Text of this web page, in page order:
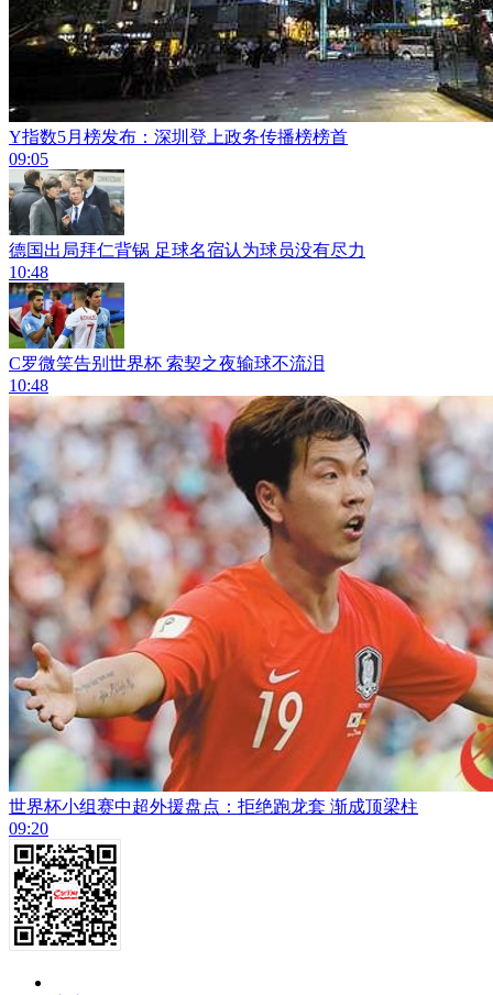
Y指数5月榜发布：深圳登上政务传播榜榜首
09:05
德国出局拜仁背锅 足球名宿认为球员没有尽力
10:48
C罗微笑告别世界杯 索契之夜输球不流泪
10:48
世界杯小组赛中超外援盘点：拒绝跑龙套 渐成顶梁柱
09:20